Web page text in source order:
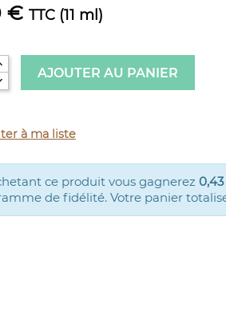
€ TTC (11 ml)
AJOUTER AU PANIER
à ma liste
ce produit vous gagnerez
de fidélité. Votre panier